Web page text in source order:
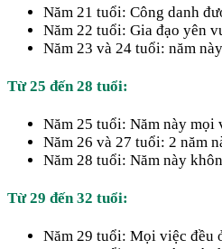
Năm 21 tuổi: Công danh
Năm 22 tuổi: Gia đạo yên
Năm 23 và 24 tuổi: năm
Từ 25 đến 28 tuổi:
Năm 25 tuổi: Năm này mọi
Năm 26 và 27 tuổi: 2 năm
Năm 28 tuổi: Năm này
Từ 29 đến 32 tuổi:
Năm 29 tuổi: Mọi việc đều